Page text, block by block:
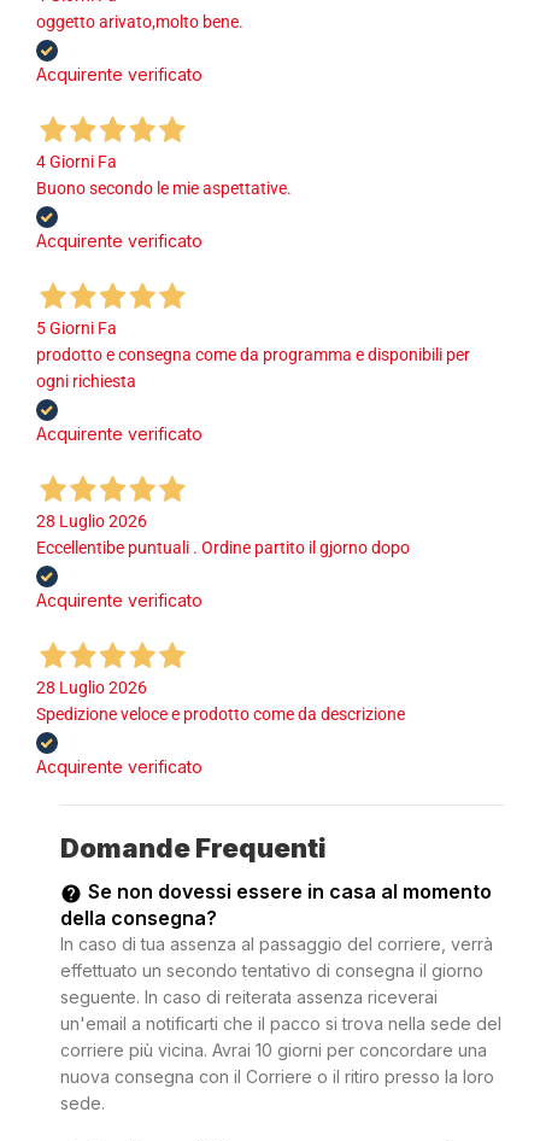
oggetto arivato,molto bene.
Acquirente verificato
4 Giorni Fa
Buono secondo le mie aspettative.
Acquirente verificato
5 Giorni Fa
prodotto e consegna come da programma e disponibili per
ogni richiesta
Acquirente verificato
28 Luglio 2026
Eccellentibe puntuali . Ordine partito il gjorno dopo
Acquirente verificato
28 Luglio 2026
Spedizione veloce e prodotto come da descrizione
Acquirente verificato
Domande Frequenti
Se non dovessi essere in casa al momento
della consegna?
In caso di tua assenza al passaggio del corriere, verrà
effettuato un secondo tentativo di consegna il giorno
seguente. In caso di reiterata assenza riceverai
un'email a notificarti che il pacco si trova nella sede del
corriere più vicina. Avrai 10 giorni per concordare una
nuova consegna con il Corriere o il ritiro presso la loro
sede.